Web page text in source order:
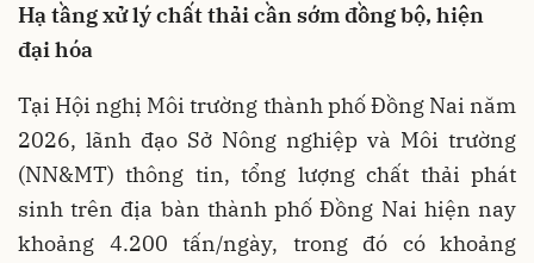
Hạ tầng xử lý chất thải cầnsớmđồng bộ, hiện
đại hóa
Tại Hội nghị Môi trường thành phố Đồng Nai năm
2026, lãnh đạo Sở Nông nghiệp và Môi trường
(NN&MT) thông tin, tổng lượng chất thải phát
sinh trên địa bàn thành phố Đồng Nai hiện nay
khoảng 4.200 tấn/ngày, trong đó có khoảng